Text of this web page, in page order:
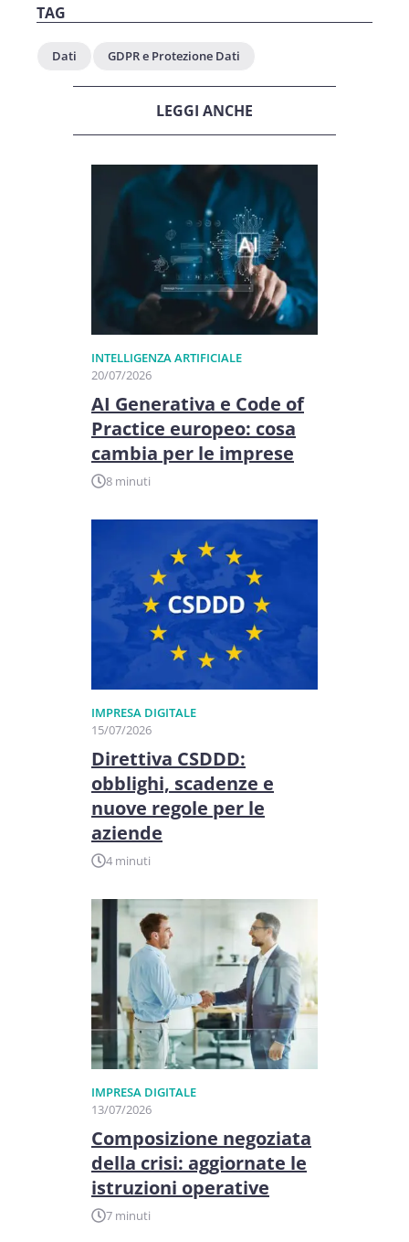
TAG
Dati GDPR e Protezione Dati
LEGGI ANCHE
INTELLIGENZA ARTIFICIALE
20/07/2026
AI Generativa e Code of
Practice europeo: cosa
cambia per le imprese
8 minuti
IMPRESA DIGITALE
15/07/2026
Direttiva CSDDD:
obblighi, scadenze e
nuove regole per le
aziende
4 minuti
IMPRESA DIGITALE
13/07/2026
Composizione negoziata
della crisi: aggiornate le
istruzioni operative
7 minuti